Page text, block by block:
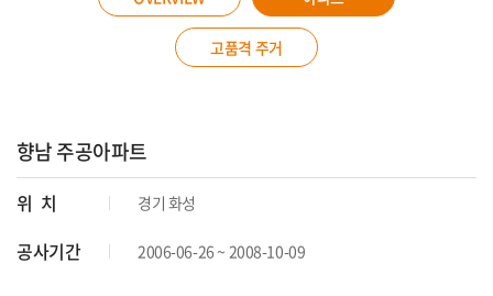
고품격 주거
향남 주공아파트
위 치 경기 화성
공사기간 2006-06-26 ~ 2008-10-09